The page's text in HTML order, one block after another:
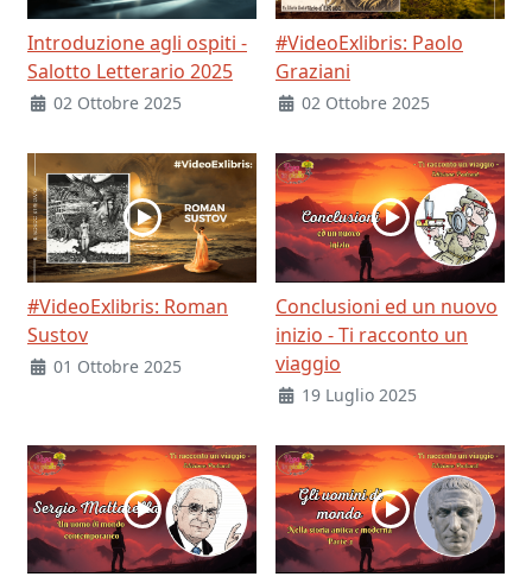
Introduzione agli ospiti -
Salotto Letterario 2025
02 Ottobre 2025
#VideoExlibris: Paolo
Graziani
02 Ottobre 2025
#VideoExlibris: Roman
Sustov
01 Ottobre 2025
Conclusioni ed un nuovo
inizio - Ti racconto un
viaggio
19 Luglio 2025